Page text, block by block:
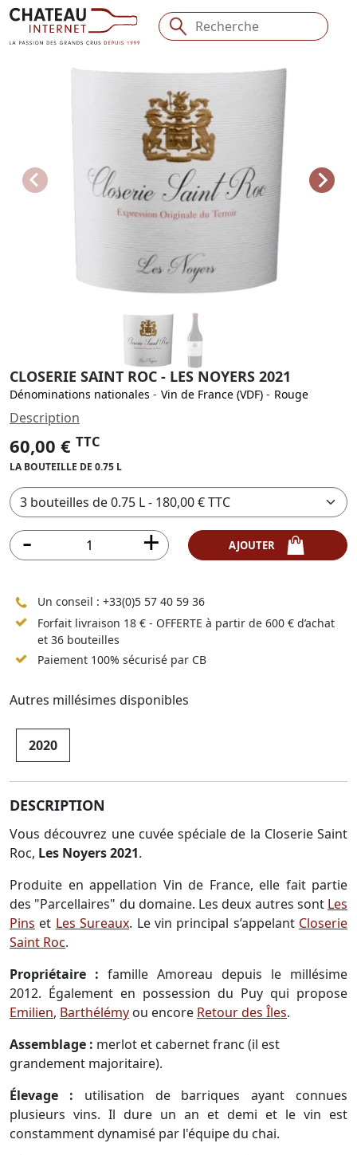
CLOSERIE SAINT ROC - LES NOYERS 2021
Dénominations nationales - Vin de France (VDF) - Rouge
Description
60,00 € TTC
LA BOUTEILLE DE 0.75 L
Un conseil : +33(0)5 57 40 59 36
Forfait livraison 18 € - OFFERTE à partir de 600 € d’achat
et 36 bouteilles
Paiement 100% sécurisé par CB
Autres millésimes disponibles
2020
DESCRIPTION
Vous découvrez une cuvée spéciale de la Closerie Saint
Roc, Les Noyers 2021.
Produite en appellation Vin de France, elle fait partie
des "Parcellaires" du domaine. Les deux autres sont Les
Pins et Les Sureaux. Le vin principal s’appelant Closerie
Saint Roc.
Propriétaire : famille Amoreau depuis le millésime
2012. Également en possession du Puy qui propose
Emilien, Barthélémy ou encore Retour des Îles.
Assemblage : merlot et cabernet franc (il est
grandement majoritaire).
Élevage : utilisation de barriques ayant connues
plusieurs vins. Il dure un an et demi et le vin est
constamment dynamisé par l'équipe du chai.